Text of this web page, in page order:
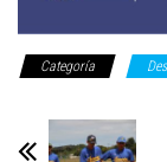
Categoría